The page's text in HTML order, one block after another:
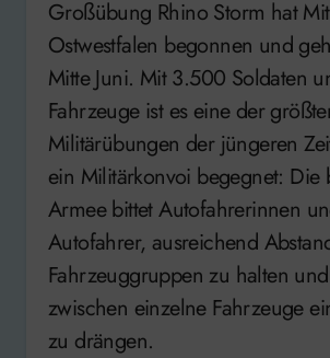
Großübung Rhino Storm hat
Ostwestfalen begonnen und
Mitte Juni. Mit 3.500 Soldaten
Fahrzeuge ist es eine der
Militärübungen der jüngeren
ein Militärkonvoi begegnet: Die
Armee bittet Autofahrerinnen
Autofahrer, ausreichend
Fahrzeuggruppen zu halten
zwischen einzelne Fahrzeuge
zu drängen.